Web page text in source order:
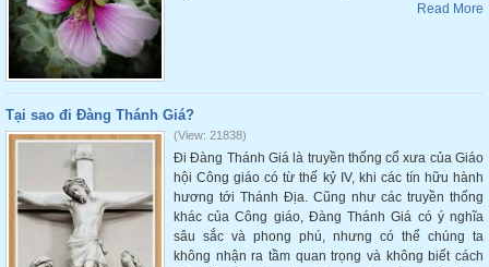
Read More
Tại sao đi Đàng Thánh Giá?
(View: 21838)
Đi Đàng Thánh Giá là truyền thống cổ xưa của Giáo
hội Công giáo có từ thế kỷ IV, khi các tín hữu hành
hương tới Thánh Địa. Cũng như các truyền thống
khác của Công giáo, Đàng Thánh Giá có ý nghĩa
sâu sắc và phong phú, nhưng có thể chúng ta
không nhận ra tầm quan trọng và không biết cách